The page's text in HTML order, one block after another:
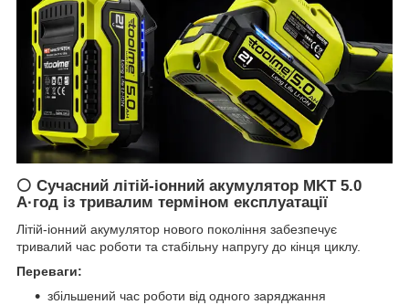
⚪ Сучасний літій-іонний акумулятор MKT 5.0
А·год із тривалим терміном експлуатації
Літій-іонний акумулятор нового покоління забезпечує
тривалий час роботи та стабільну напругу до кінця циклу.
Переваги:
збільшений час роботи від одного заряджання